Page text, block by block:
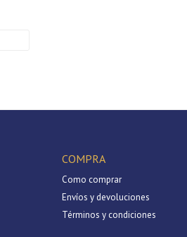
COMPRA
Como comprar
Envíos y devoluciones
Términos y condiciones